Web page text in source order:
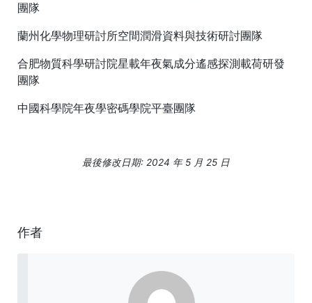
團隊
蘭州化學物理研討所空間潤滑資料與技術研討團隊
合肥物質科學研討院星載年夜氣成分遙感探測載荷研發
團隊
中國科學院年夜學密碼學院平臺團隊
最後修改日期: 2024 年 5 月 25 日
作者